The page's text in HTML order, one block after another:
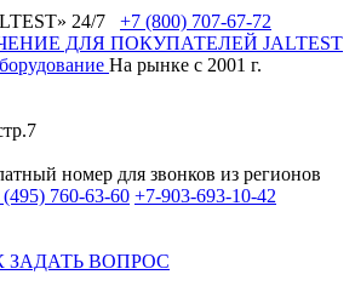
24/7 +7 (800) 707-67-72
ДЛЯ ПОКУПАТЕЛЕЙ JALTEST
На рынке с 2001 г.
номер для звонков из регионов
760-63-60 +7-903-693-10-42
ЗАДАТЬ ВОПРОС